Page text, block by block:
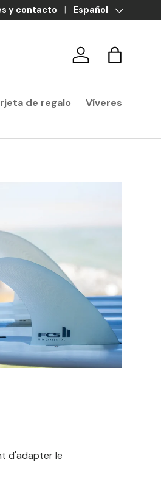
y contacto Idioma
Español
Iniciar sesión
Carrito
de regalo Víveres
d'adapter le